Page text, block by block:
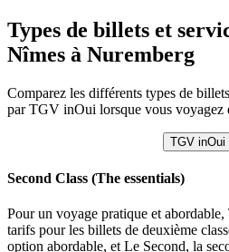
Types de billets et
Nîmes à Nuremberg
Comparez les différents types de
par TGV inOui lorsque vous voyagez
TGV inOui
Second Class (The essentials)
Pour un voyage pratique et
tarifs pour les billets de deuxième
option abordable, et Le Second, la